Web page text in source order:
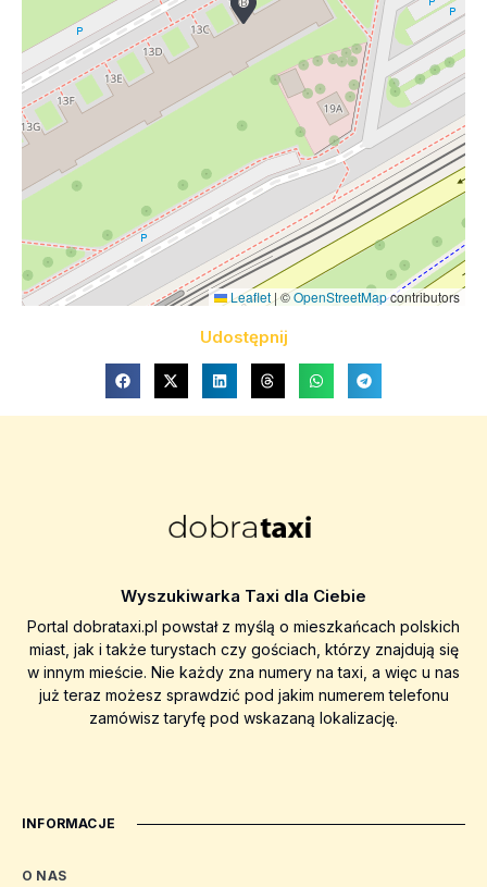
Leaflet|©OpenStreetMapcontributors
Udostępnij
Wyszukiwarka Taxi dla Ciebie
Portal dobrataxi.pl powstał z myślą o mieszkańcach polskich
miast, jak i także turystach czy gościach, którzy znajdują się
w innym mieście. Nie każdy zna numery na taxi, a więc u nas
już teraz możesz sprawdzić pod jakim numerem telefonu
zamówisz taryfę pod wskazaną lokalizację.
INFORMACJE
O NAS